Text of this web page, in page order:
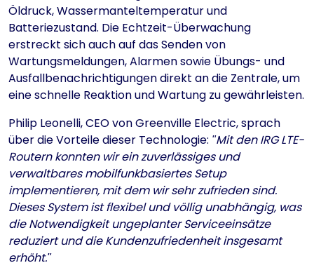
Öldruck, Wassermanteltemperatur und
Batteriezustand. Die Echtzeit-Überwachung
erstreckt sich auch auf das Senden von
Wartungsmeldungen, Alarmen sowie Übungs- und
Ausfallbenachrichtigungen direkt an die Zentrale, um
eine schnelle Reaktion und Wartung zu gewährleisten.
Philip Leonelli, CEO von Greenville Electric, sprach
über die Vorteile dieser Technologie: Mit den IRG LTE-
Routern konnten wir ein zuverlässiges und
verwaltbares mobilfunkbasiertes Setup
implementieren, mit dem wir sehr zufrieden sind.
Dieses System ist flexibel und völlig unabhängig, was
die Notwendigkeit ungeplanter Serviceeinsätze
reduziert und die Kundenzufriedenheit insgesamt
erhöht.